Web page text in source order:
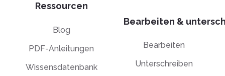
Ressourcen
Blog
PDF-Anleitungen
Wissensdatenbank
Bearbeiten &
Bearbeiten
Unterschreiben